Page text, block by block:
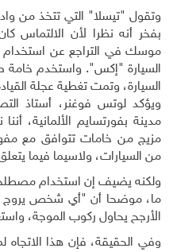
وتقول "تيسلا" التي تتخذ من
بفخر أنه نظرا لأن الالتماس
موسك في التراجع عن استخدام
السيارة "إكس". واستخدم خامة
السيارة، وتمت تغطية عجلة
ويؤكد لوتس فوغنر، أستاذ
مدينة بفورتسايم الألمانية،
مزيج من خامات تتوافق مع
من السيارات، ولاسيما فيما
ولكنه يضيف إن استخدام مصطلح
ما، موضحا أن "أي شخص يروج
الأرجح يحاول ركوب الموجة،
وفي الحقيقة، فإن هذا الاتجاه